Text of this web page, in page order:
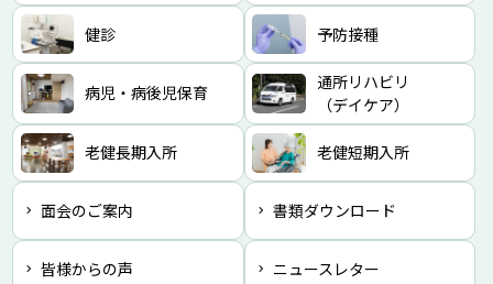
健診 予防接種
病児・病後児保育
通所リハビリ
（デイケア）
老健長期入所 老健短期入所
面会のご案内 書類ダウンロード
皆様からの声 ニュースレター